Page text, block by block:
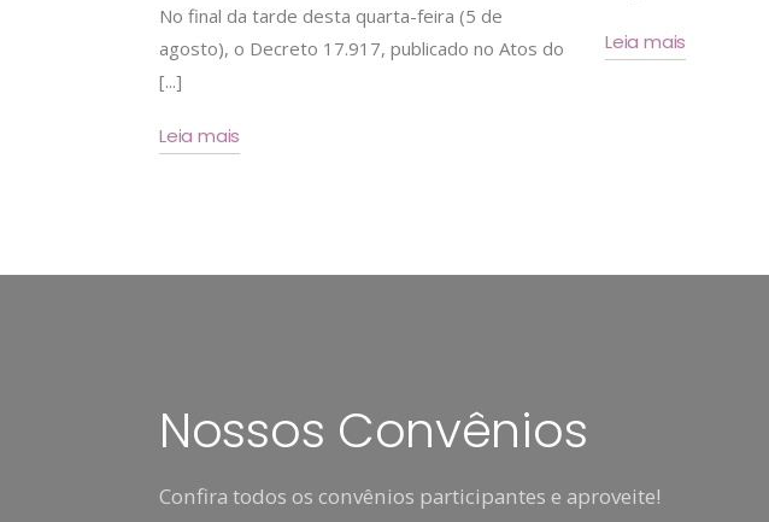
No final da tarde desta quarta-feira (5 de
agosto), o Decreto 17.917, publicado no Atos do
[...]
Leia mais
Leia mais
Nossos Convênios
Confira todos os convênios participantes e aproveite!